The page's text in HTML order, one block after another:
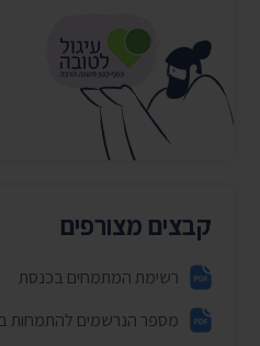
קבצים מצורפים
רשימת המתמחים בכנסת
מספר הנרשמים להתמחות